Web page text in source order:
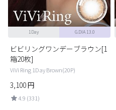
1Day G.DIA 13.0
ビビリングワンデーブラウン[1
箱20枚]
ViVi Ring 1Day Brown(20P)
3,100円
4.9 (331)